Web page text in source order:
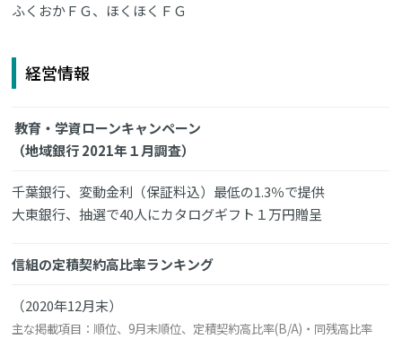
ふくおかＦＧ、ほくほくＦＧ
経営情報
教育・学資ローンキャンペーン
（地域銀行 2021年１月調査）
千葉銀行、変動金利（保証料込）最低の1.3％で提供
大東銀行、抽選で40人にカタログギフト１万円贈呈
信組の定積契約高比率ランキング
（2020年12月末）
主な掲載項目：順位、9月末順位、定積契約高比率(B/A)・同残高比率